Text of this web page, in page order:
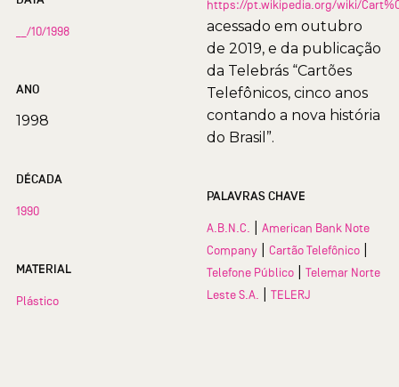
__/10/1998
ANO
1998
DÉCADA
1990
MATERIAL
Plástico
https://pt.wikipedia.org/wiki/
acessado em outubro
de 2019, e da publicação
da Telebrás “Cartões
Telefônicos, cinco anos
contando a nova história
do Brasil”.
PALAVRAS CHAVE
A.B.N.C.
American Bank Note
Company
Cartão Telefônico
Telefone Público
Telemar Norte
Leste S.A.
TELERJ